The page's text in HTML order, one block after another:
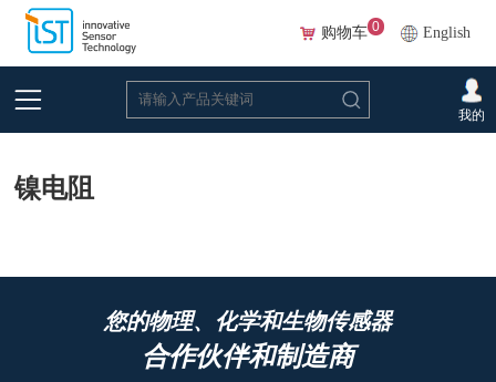
English
购物车 0
我的
首页 数据手册 > 温度> 镍电阻
镍电阻
您的物理、化学和生物传感器
合作伙伴和制造商